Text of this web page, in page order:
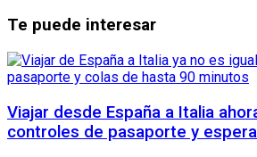
Te puede interesar
Viajar desde España a Italia
controles de pasaporte y